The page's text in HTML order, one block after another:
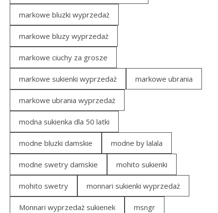
markowe bluzki wyprzedaż
markowe bluzy wyprzedaż
markowe ciuchy za grosze
markowe sukienki wyprzedaż markowe ubrania
markowe ubrania wyprzedaż
modna sukienka dla 50 latki
modne bluzki damskie modne by lalala
modne swetry damskie mohito sukienki
mohito swetry monnari sukienki wyprzedaż
Monnari wyprzedaż sukienek msngr